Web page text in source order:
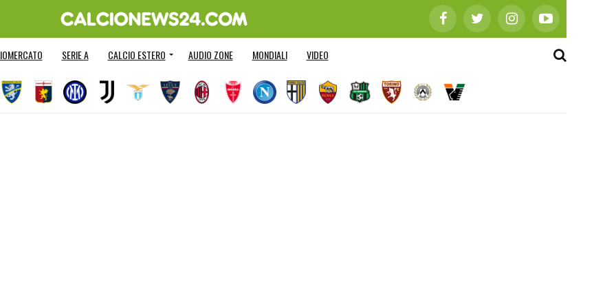
SERIE A CALCIO ESTERO AUDIO ZONE MONDIALI VIDEO